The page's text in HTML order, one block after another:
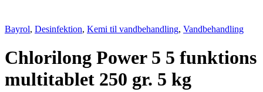
Bayrol, Desinfektion, Kemi til vandbehandling, Vandbehandling
Chlorilong Power 5 5 funktions
multitablet 250 gr. 5 kg